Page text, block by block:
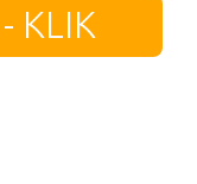
KLIK